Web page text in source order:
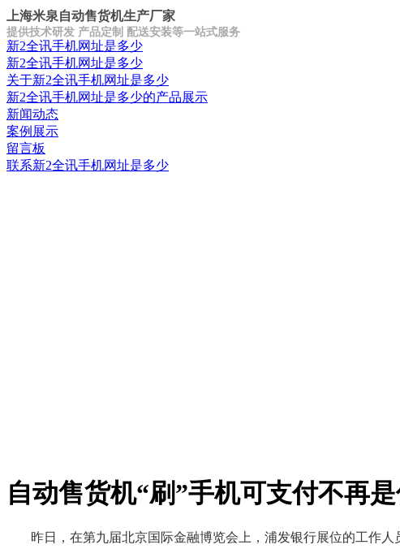
上海米泉自动售货机生产厂家
提供技术研发 产品定制 配送安装等一站式服务
新2全讯手机网址是多少
新2全讯手机网址是多少
关于新2全讯手机网址是多少
新2全讯手机网址是多少的产品展示
新闻动态
案例展示
留言板
联系新2全讯手机网址是多少
自动售货机“刷”手机可支付不再
昨日，在第九届北京国际金融博览会上，浦发银行展位的工作人